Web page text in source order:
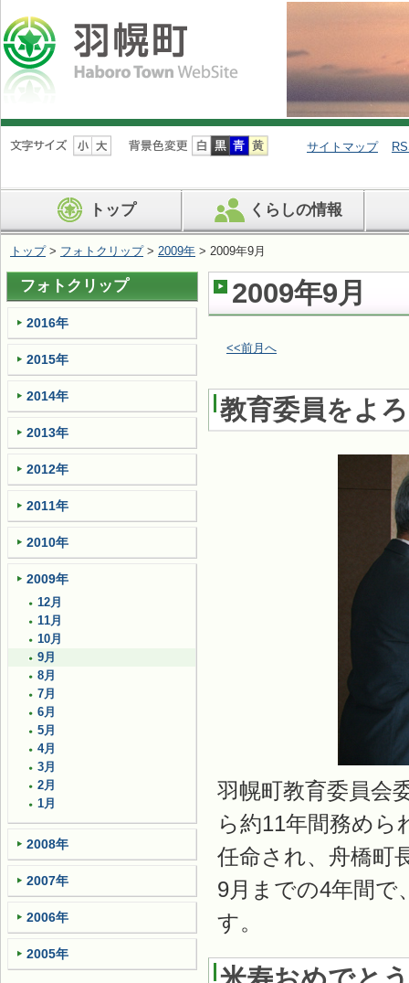
ナ
ビ
ン
を
ば
す
サイトマップ
トップ くらしの情報
トップ> フォトクリップ> 2009年 > 2009年9月
2009年9月
<<前月へ
教育委員をよ
羽幌町教育委員会
ら約11年間務めら
任命され、舟橋町
9月までの4年間で
す。
フォトクリップ
2016年
2015年
2014年
2013年
2012年
2011年
2010年
2009年
12月
11月
10月
9月
8月
7月
6月
5月
4月
3月
2月
1月
2008年
2007年
2006年
2005年